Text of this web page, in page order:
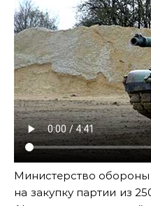
Министерство
на закупку партии из